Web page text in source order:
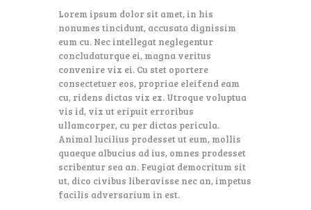
Lorem ipsum dolor sit amet, in his
nonumes tincidunt, accusata dignissim
eum cu. Nec intellegat neglegentur
concludaturque ei, magna veritus
convenire vix ei. Cu stet oportere
consectetuer eos, propriae eleifend eam
cu, ridens dictas vix ex. Utroque voluptua
vis id, vix ut eripuit erroribus
ullamcorper, cu per dictas pericula.
Animal lucilius prodesset ut eum, mollis
quaeque albucius ad ius, omnes prodesset
scribentur sea an. Feugiat democritum sit
ut, dico civibus liberavisse nec an, impetus
facilis adversarium in est.